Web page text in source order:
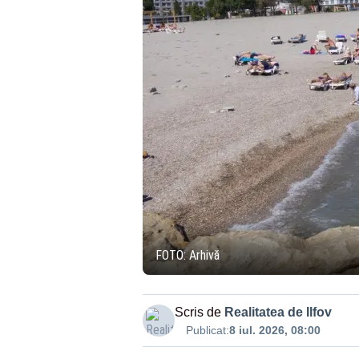
FOTO: Arhivă
Scris de Realitatea de Ilfov
Publicat:8 iul. 2026, 08:00